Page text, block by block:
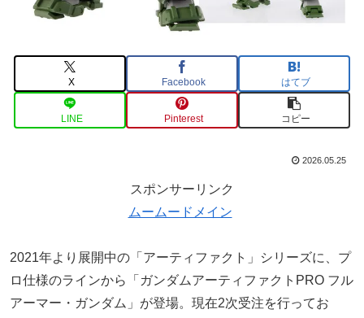
X Facebook はてブ
LINE Pinterest コピー
2026.05.25
スポンサーリンク
ムームードメイン
2021年より展開中の「アーティファクト」シリーズに、プ
ロ仕様のラインから「ガンダムアーティファクトPRO フル
アーマー・ガンダム」が登場。現在2次受注を行ってお